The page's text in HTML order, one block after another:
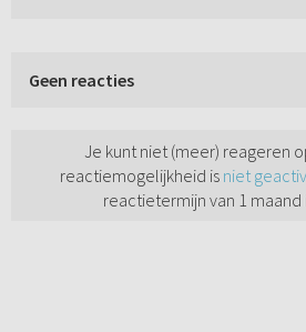
Geen reacties
Je kunt niet (meer) reageren
reactiemogelijkheid is niet
reactietermijn van 1 maand